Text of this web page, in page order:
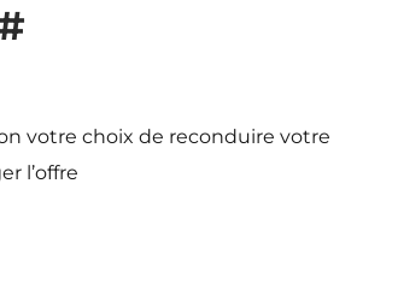
votre choix de reconduire votre
l’offre